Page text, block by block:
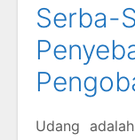
Serba-
Udang